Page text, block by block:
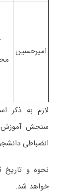
امیرحسین
لازم به ذکر
سنجش آموزش
انضباطی
نحوه و تاریخ
خواهد شد.